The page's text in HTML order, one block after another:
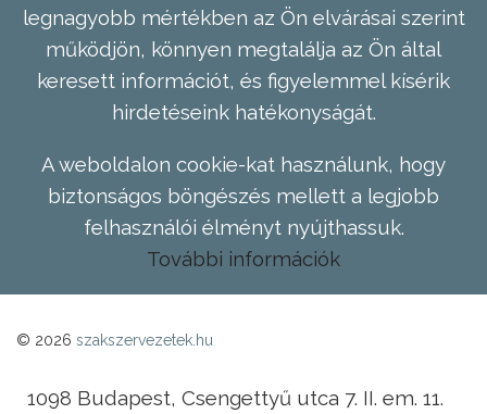
legnagyobb mértékben az Ön elvárásai szerint
működjön, könnyen megtalálja az Ön által
keresett információt, és figyelemmel kísérik
hirdetéseink hatékonyságát.
A weboldalon cookie-kat használunk, hogy
biztonságos böngészés mellett a legjobb
felhasználói élményt nyújthassuk.
További információk
© 2026 szakszervezetek.hu
1098 Budapest, Csengettyű utca 7. II. em. 11.